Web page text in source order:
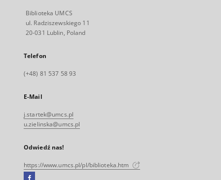
Biblioteka UMCS
ul. Radziszewskiego 11
20-031 Lublin, Poland
Telefon
(+48) 81 537 58 93
E-Mail
j.startek@umcs.pl
u.zielinska@umcs.pl
Odwiedź nas!
https://www.umcs.pl/pl/biblioteka.htm
Facebook